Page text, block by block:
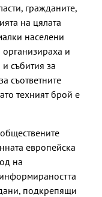
гражданите,
на цялата
населени
организираха и
събития за
съответните
техният брой е
европейска
на
подкрепящи